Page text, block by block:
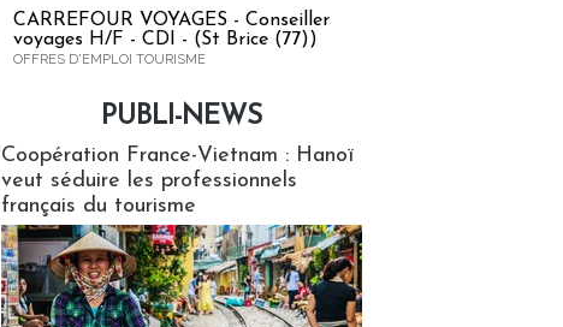
CARREFOUR VOYAGES - Conseiller
voyages H/F - CDI - (St Brice (77))
OFFRES D'EMPLOI TOURISME
PUBLI-NEWS
Coopération France-Vietnam : Hanoï
veut séduire les professionnels
français du tourisme